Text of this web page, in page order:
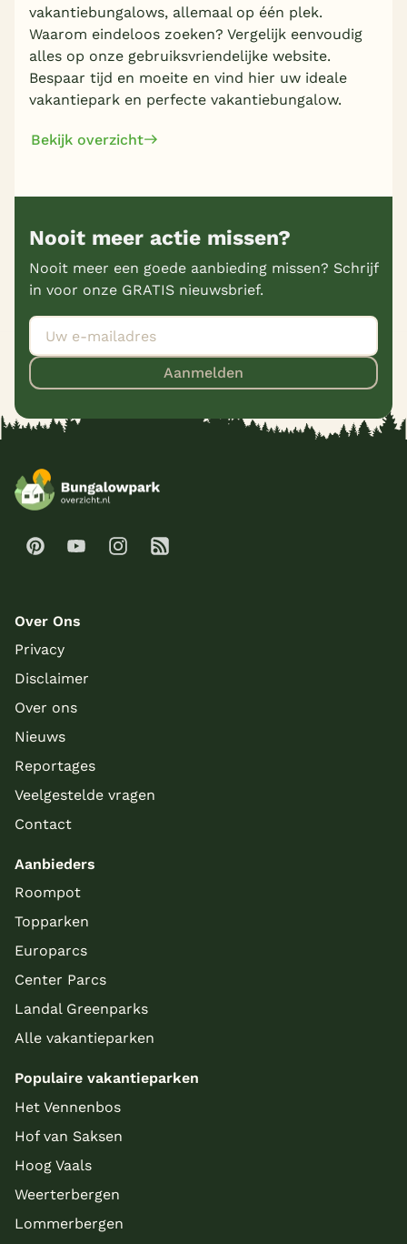
vakantiebungalows, allemaal op één plek.
Waarom eindeloos zoeken? Vergelijk eenvoudig
alles op onze gebruiksvriendelijke website.
Bespaar tijd en moeite en vind hier uw ideale
vakantiepark en perfecte vakantiebungalow.
Bekijk overzicht
Nooit meer actie missen?
Nooit meer een goede aanbieding missen? Schrijf
in voor onze GRATIS nieuwsbrief.
Aanmelden
Over Ons
Privacy
Disclaimer
Over ons
Nieuws
Reportages
Veelgestelde vragen
Contact
Aanbieders
Roompot
Topparken
Europarcs
Center Parcs
Landal Greenparks
Alle vakantieparken
Populaire vakantieparken
Het Vennenbos
Hof van Saksen
Hoog Vaals
Weerterbergen
Lommerbergen